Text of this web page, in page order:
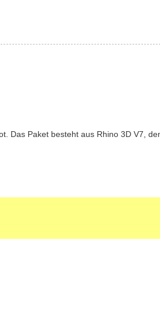
Das Paket besteht aus Rhino 3D V7,